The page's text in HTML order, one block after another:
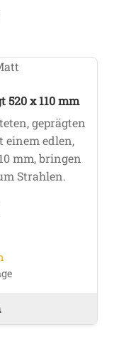
520 x 110 mm
geprägten
einem edlen,
mm, bringen
Strahlen.